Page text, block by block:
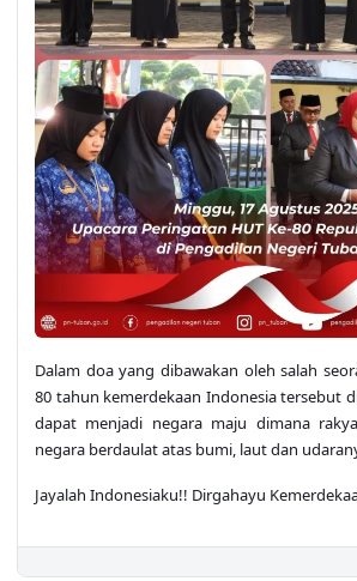
Dalam doa yang dibawakan oleh salah
80 tahun kemerdekaan Indonesia tersebut
dapat menjadi negara maju dimana
negara berdaulat atas bumi, laut dan
Jayalah Indonesiaku!! Dirgahayu